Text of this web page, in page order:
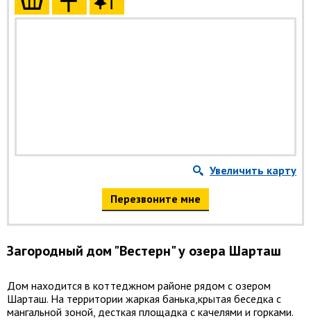
Увеличить карту
Перезвоните мне
Загородный дом "Вестерн" у озера Шарташ
Дом находится в коттеджном районе рядом с озером
Шарташ. На территории жаркая банька,крытая беседка с
мангальной зоной, десткая площадка с качелями и горками.